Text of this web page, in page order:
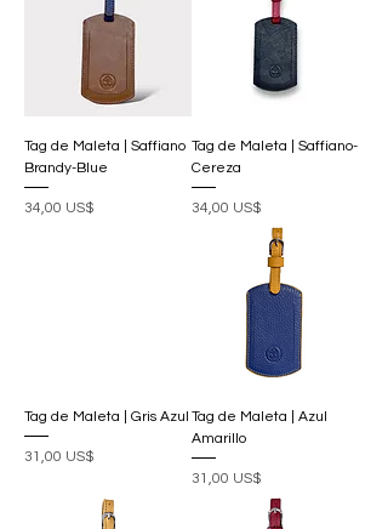
Tag de Maleta | Saffiano
Brandy-Blue
Precio
34,00 US$
Tag de Maleta | Saffiano-
Cereza
Precio
34,00 US$
Tag de Maleta | Gris Azul
Precio
31,00 US$
Tag de Maleta | Azul
Amarillo
Precio
31,00 US$